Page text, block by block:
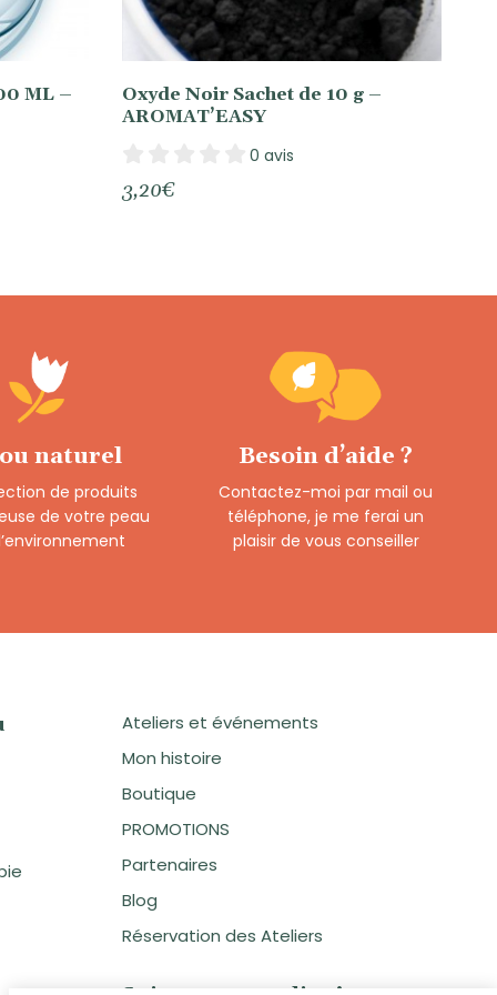
ML –
Oxyde Noir Sachet de 10 g –
AROMAT’EASY
0 avis
3,20€
naturel
de produits
de votre peau
Besoin d’aide ?
Contactez-moi par mail ou
téléphone, je me ferai un
plaisir de vous conseiller
Ateliers et événements
Mon histoire
Boutique
PROMOTIONS
Partenaires
Blog
Réservation des Ateliers